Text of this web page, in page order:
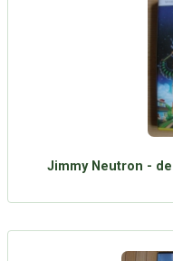
Jimmy Neutron -